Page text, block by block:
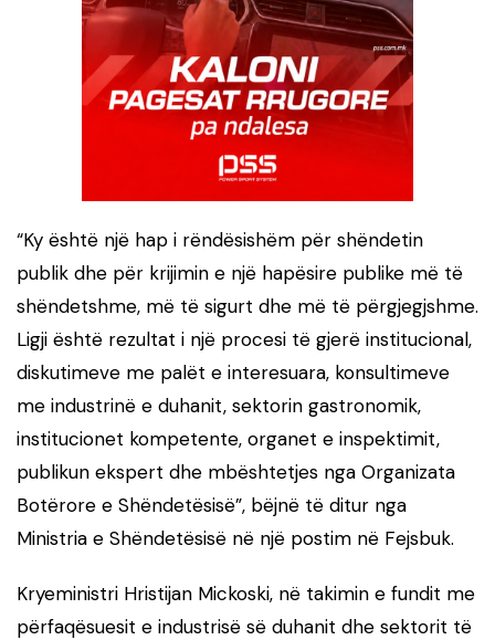
“Ky është një hap i rëndësishëm për shëndetin
publik dhe për krijimin e një hapësire publike më të
shëndetshme, më të sigurt dhe më të përgjegjshme.
Ligji është rezultat i një procesi të gjerë institucional,
diskutimeve me palët e interesuara, konsultimeve
me industrinë e duhanit, sektorin gastronomik,
institucionet kompetente, organet e inspektimit,
publikun ekspert dhe mbështetjes nga Organizata
Botërore e Shëndetësisë”, bëjnë të ditur nga
Ministria e Shëndetësisë në një postim në Fejsbuk.
Kryeministri Hristijan Mickoski, në takimin e fundit me
përfaqësuesit e industrisë së duhanit dhe sektorit të